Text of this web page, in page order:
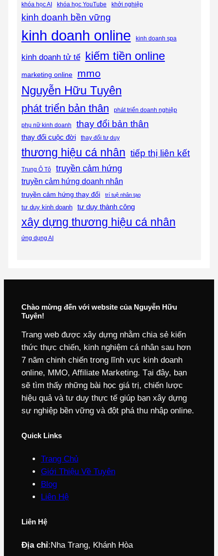
khóa học AI khóa học YouTube khởi nghiệp
kinh doanh bền vững
kinh doanh online kinh doanh spa
kinh doanh tử tế kiếm tiền online
marketing online mmo
Nguyễn Hữu Tuyên
phát triển bản thân phát triển doanh nghiệp
phụ nữ kinh doanh thay đổi bản thân
thay đổi cuộc đời thay đổi tư duy
thương hiệu cá nhân tiếp thị liên kết
Trung Ô Tô truyền cảm hứng
truyền cảm hứng doanh nhân
truyền cảm hứng thay đổi trí tuệ nhân tạo
tư duy kinh doanh tư duy thành công
xây dựng thương hiệu cá nhân
ứng dụng AI
Chào mừng đến với website của Nguyễn Hữu
Tuyên!
Trang web được xây dựng nhằm chia sẻ kiến
thức thực chiến, kinh nghiệm cá nhân sau hơn
7 năm chinh chiến trong lĩnh vực kinh doanh
online, MMO, Affiliate Marketing. Tại đây, bạn
sẽ tìm thấy những bài học giá trị, chiến lược
hiệu quả và tư duy thực tế giúp bạn xây dựng
sự nghiệp bền vững và đột phá thu nhập online.
Quick Links
Trang Chủ
Giới Thiệu Về Tuyên
Blog
Liên Hệ
Liên Hệ
Địa chỉ:Nha Trang, Khánh Hòa